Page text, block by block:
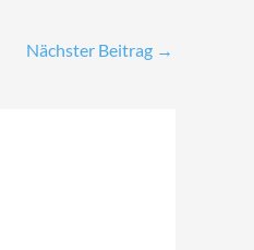
Nächster Beitrag →